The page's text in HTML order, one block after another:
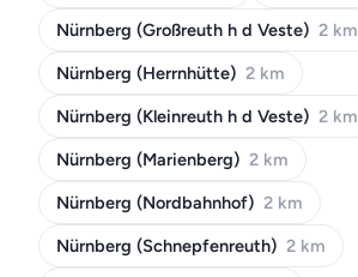
Nürnberg (Großreuth h d Veste) 2 km
Nürnberg (Herrnhütte) 2 km
Nürnberg (Kleinreuth h d Veste) 2 km
Nürnberg (Marienberg) 2 km
Nürnberg (Nordbahnhof) 2 km
Nürnberg (Schnepfenreuth) 2 km